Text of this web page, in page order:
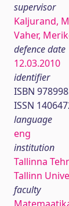
supervisor
Kaljurand,
Vaher,
defence date
12.03.2010
identifier
ISBN
ISSN
language
eng
institution
Tallinna
Tallinn
faculty